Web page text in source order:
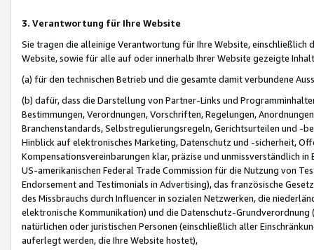
3. Verantwortung für Ihre Website
Sie tragen die alleinige Verantwortung für Ihre Website,
Website, sowie für alle auf oder innerhalb Ihrer Website gezeigte
(a) für den technischen Betrieb und die gesamte damit verbundene
(b) dafür, dass die Darstellung von Partner-Links und
Bestimmungen, Verordnungen, Vorschriften, Regelungen,
Branchenstandards, Selbstregulierungsregeln, Gerichtsurteilen und -
Hinblick auf elektronisches Marketing, Datenschutz und -sicherheit,
Kompensationsvereinbarungen klar, präzise und unmissverständlich
US-amerikanischen Federal Trade Commission für die Nutzung von
Endorsement and Testimonials in Advertising), das französische
des Missbrauchs durch Influencer in sozialen Netzwerken, die
elektronische Kommunikation) und die Datenschutz-
natürlichen oder juristischen Personen (einschließlich aller
auferlegt werden, die Ihre Website hostet),